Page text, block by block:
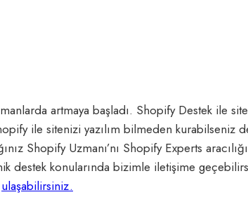
artmaya başladı. Shopify Destek ile
ile sitenizi yazılım bilmeden kurabilseniz
Shopify Uzmanı’nı Shopify Experts
destek konularında bizimle iletişime
ulaşabilirsiniz.